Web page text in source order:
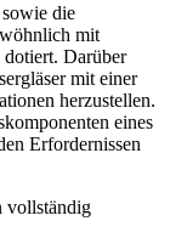
die
mit
Darüber
mit einer
herzustellen.
eines
Erfordernissen
vollständig